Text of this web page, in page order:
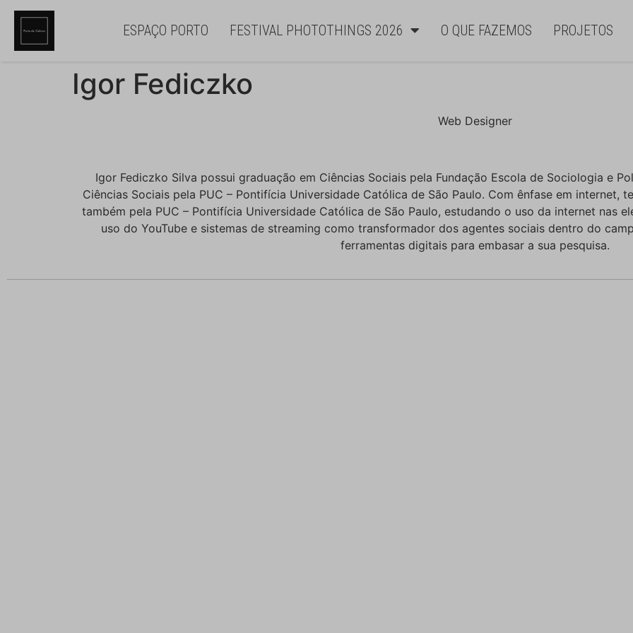
ESPAÇO PORTO FESTIVAL PHOTOTHINGS 2026 O QUE FAZEMOS PROJETOS
Igor Fediczko
Web Designer
Igor Fediczko Silva possui graduação em Ciências Sociais pela Fundação Escola de Sociologia e
Ciências Sociais pela PUC – Pontifícia Universidade Católica de São Paulo. Com ênfase em internet,
também pela PUC – Pontifícia Universidade Católica de São Paulo, estudando o uso da internet nas
uso do YouTube e sistemas de streaming como transformador dos agentes sociais dentro do
ferramentas digitais para embasar a sua pesquisa.